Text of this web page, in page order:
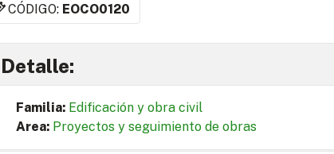
CÓDIGO: EOCO0120
Detalle:
Familia: Edificación y obra civil
Area: Proyectos y seguimiento de obras